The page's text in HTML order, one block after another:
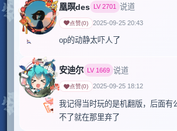
凰暝des LV2701 说道
点赞(0) 2025-09-25 20:43
安迪尔 LV 1669 说道
点赞(0) 2025-09-25 18:12
我记得当时玩的是机翻版，后面有
不了就在那里弃了